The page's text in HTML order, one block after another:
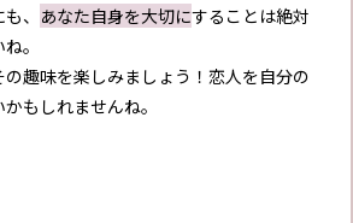
、 あなた自身を大切にすることは絶対
。
趣味を楽しみましょう！恋人を自分の
もしれませんね。